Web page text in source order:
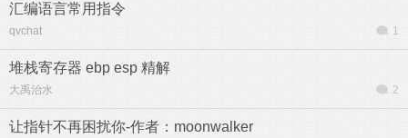
汇编语言常用指令
qvchat 1
堆栈寄存器 ebp esp 精解
大禹治水 2
让指针不再困扰你-作者：moonwalker